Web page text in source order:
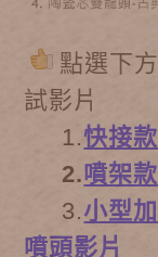
點選下
試影片
1.快接款
2.噴架款
3.小型
噴頭影片